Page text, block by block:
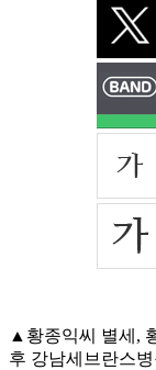
▲황종익씨 별세,
후 강남세브란스병